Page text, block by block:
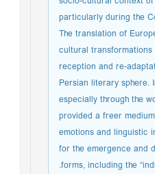
particularly during the
The translation of
cultural
reception and re-
Persian literary
especially through the
provided a freer
emotions and linguistic
for the emergence and
forms, including the